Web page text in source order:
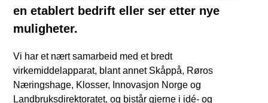
en etablert bedrift eller ser etter nye
muligheter.
Vi har et nært samarbeid med et bredt
virkemiddelapparat, blant annet Skåppå, Røros
Næringshage, Klosser, Innovasjon Norge og
Landbruksdirektoratet, og bistår gjerne i idé‑ og